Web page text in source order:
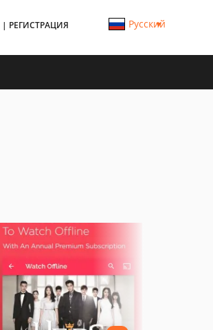
| РЕГИСТРАЦИЯ Русский